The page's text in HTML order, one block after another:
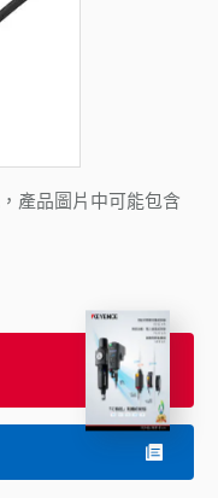
產品圖片中可能包含